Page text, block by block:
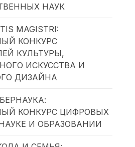
НАУК
MAGISTRI:
КОНКУРС
КУЛЬТУРЫ,
ИСКУССТВА И
ДИЗАЙНА
КОНКУРС ЦИФРОВЫХ
И ОБРАЗОВАНИИ